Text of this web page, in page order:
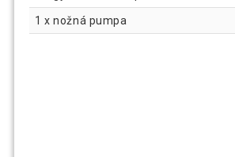
1 x nožná pumpa